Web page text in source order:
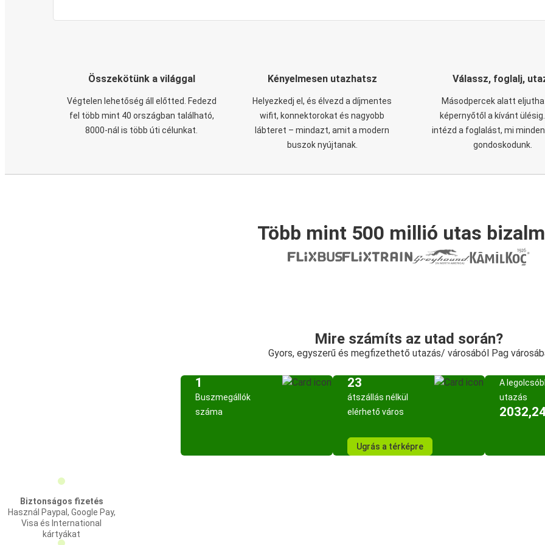
Összekötünk a világgal
Végtelen lehetőség áll előtted. Fedezd
fel több mint 40 országban található,
8000-nál is több úti célunkat.
Kényelmesen utazhatsz
Helyezkedj el, és élvezd a díjmentes
wifit, konnektorokat és nagyobb
lábteret – mindazt, amit a modern
buszok nyújtanak.
Válassz, foglalj,
Másodpercek alatt
képernyőtől a kívánt
intézd a foglalást, mi
gondoskodunk.
Több mint 500 millió utas
Mire számíts az utad során?
Gyors, egyszerű és megfizethető utazás/ városából Pag
1
Buszmegállók
száma
23
átszállás nélkül
elérhető város
Ugrás a térképre
A
utazás
Biztonságos fizetés
Használ Paypal, Google Pay,
Visa és International
kártyákat